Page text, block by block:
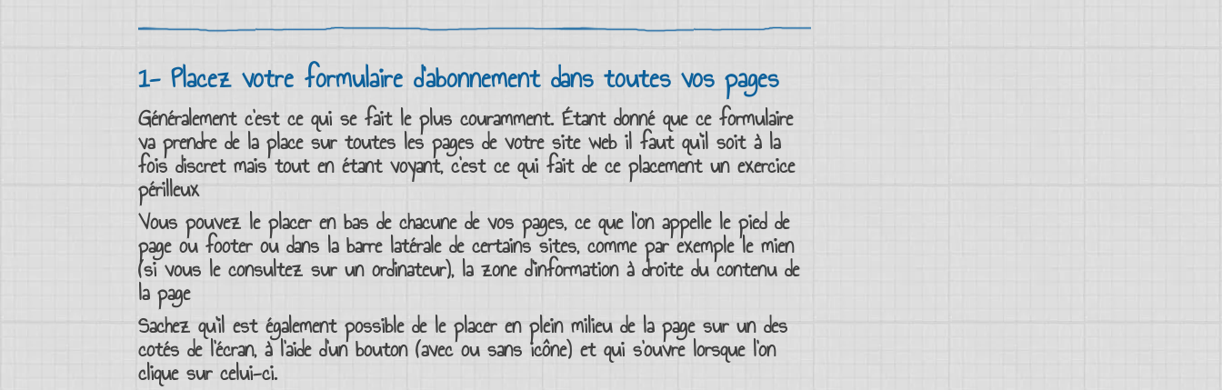
1- Placez votre formulaire d’abonnement dans toutes vos pages
Généralement c’est ce qui se fait le plus couramment. Étant donné que ce formulaire
va prendre de la place sur toutes les pages de votre site webil faut qu’il soit à la
fois discret mais tout en étant voyant, c’est ce qui fait de ce placement un exercice
périlleux
Vous pouvez le placer en bas de chacune de vos pages, ce que l’on appelle le pied de
pageou footerou dans la barre latéralede certainssites, comme par exemple le mien
(si vous le consultez sur un ordinateur), la zone d’information à droite du contenu de
la page
Sachez qu’il est également possible de le placer en plein milieu de la page sur un des
cotés de l’écran, à l’aide d’un bouton (avec ou sans icône) et qui s’ouvre lorsque l’on
clique sur celui-ci.